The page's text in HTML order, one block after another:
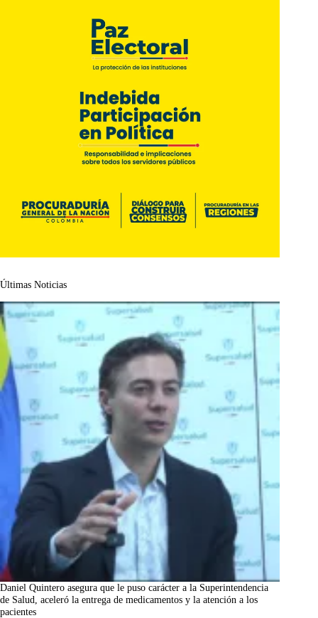
Últimas Noticias
Daniel Quintero asegura que le puso carácter a la Superintendencia
de Salud, aceleró la entrega de medicamentos y la atención a los
pacientes